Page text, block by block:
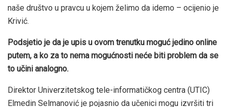
naše društvo u pravcu u kojem želimo da idemo – ocijenio je
Krivić.
Podsjetio je da je upis u ovom trenutku moguć jedino online
putem, a ko za to nema mogućnosti neće biti problem da se
to učini analogno.
Direktor Univerzitetskog tele-informatičkog centra (UTIC)
Elmedin Selmanović je pojasnio da učenici mogu izvršiti tri